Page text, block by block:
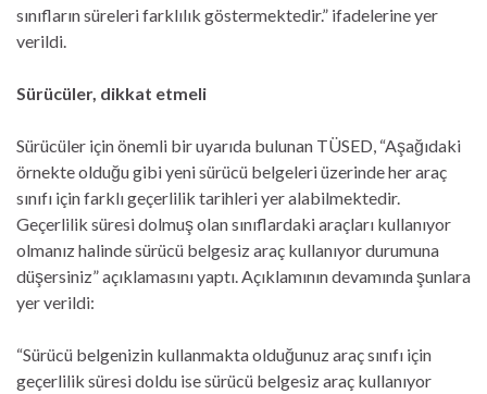
sınıfların süreleri farklılık göstermektedir.” ifadelerine yer
verildi.
Sürücüler, dikkat etmeli
Sürücüler için önemli bir uyarıda bulunan TÜSED, “Aşağıdaki
örnekte olduğu gibi yeni sürücü belgeleri üzerinde her araç
sınıfı için farklı geçerlilik tarihleri yer alabilmektedir.
Geçerlilik süresi dolmuş olan sınıflardaki araçları kullanıyor
olmanız halinde sürücü belgesiz araç kullanıyor durumuna
düşersiniz” açıklamasını yaptı. Açıklamının devamında şunlara
yer verildi:
“Sürücü belgenizin kullanmakta olduğunuz araç sınıfı için
geçerlilik süresi doldu ise sürücü belgesiz araç kullanıyor